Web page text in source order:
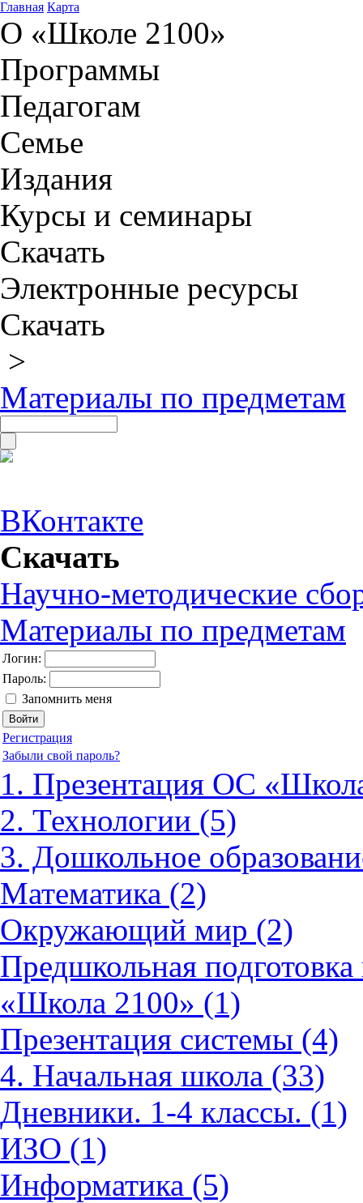
Главная Карта
О «Школе 2100»
Программы
Педагогам
Семье
Издания
Курсы и семинары
Скачать
Электронные ресурсы
Скачать
>
Материалы по предметам
ВКонтакте
Скачать
Научно-методические
Материалы по предметам
Логин:
Пароль:
Запомнить меня
Регистрация
Забыли свой пароль?
1. Презентация ОС
2. Технологии (5)
3. Дошкольное
Математика (2)
Окружающий мир (2)
Предшкольная
«Школа 2100» (1)
Презентация системы (4)
4. Начальная школа (33)
Дневники. 1-4 классы. (1)
ИЗО (1)
Информатика (5)